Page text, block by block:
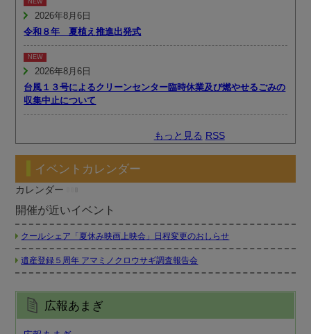
2026年8月6日
令和８年 夏植え推進出発式
2026年8月6日
台風１３号によるクリーンセンター臨時休業及び燃やせるごみの
収集中止について
もっと見る RSS
イベントカレンダー
カレンダー
開催が近いイベント
クールシェア「夏休み映画上映会」日程変更のおしらせ
遺産登録５周年 アマミノクロウサギ調査報告会
広報あまぎ